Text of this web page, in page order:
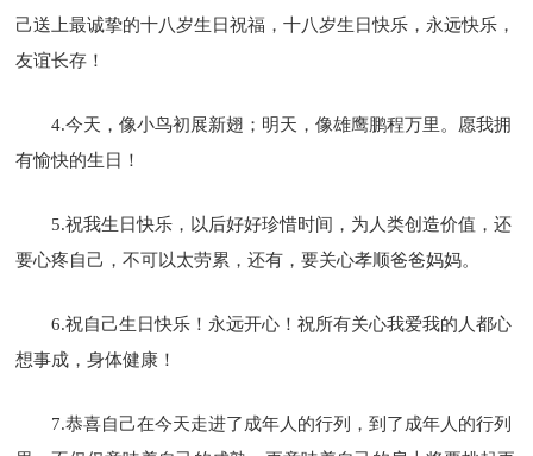
己送上最诚挚的十八岁生日祝福，十八岁生日快乐，永远快乐，
友谊长存！
4.今天，像小鸟初展新翅；明天，像雄鹰鹏程万里。愿我拥
有愉快的生日！
5.祝我生日快乐，以后好好珍惜时间，为人类创造价值，还
要心疼自己，不可以太劳累，还有，要关心孝顺爸爸妈妈。
6.祝自己生日快乐！永远开心！祝所有关心我爱我的人都心
想事成，身体健康！
7.恭喜自己在今天走进了成年人的行列，到了成年人的行列